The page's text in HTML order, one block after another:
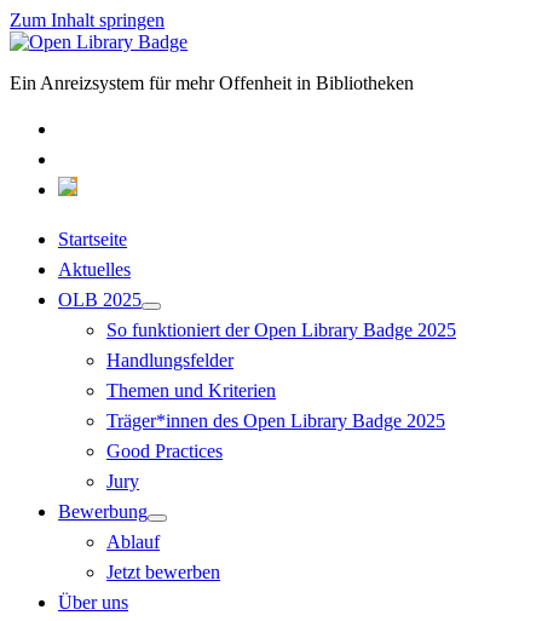
Zum Inhalt springen
Open
Badge
Ein Anreizsystem für mehr Offenheit in Bibliotheken
OLB-
Startseite
Aktuelles
OLB 2025
Menü
öffnen
So funktioniert der Open Library Badge 2025
Handlungsfelder
Themen und Kriterien
Träger*innen des Open Library Badge 2025
Good Practices
Jury
Bewerbung
Menü
öffnen
Ablauf
Jetzt bewerben
Über uns